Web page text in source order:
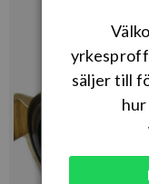
säljer till